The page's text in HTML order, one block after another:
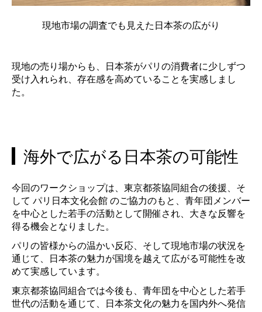
現地市場の調査でも見えた日本茶の広がり
現地の売り場からも、日本茶がパリの消費者に少しずつ
受け入れられ、存在感を高めていることを実感しまし
た。
海外で広がる日本茶の可能性
今回のワークショップは、東京都茶協同組合の後援、そ
して パリ日本文化会館 のご協力のもと、青年団メンバー
を中心とした若手の活動として開催され、大きな反響を
得る機会となりました。
パリの皆様からの温かい反応、そして現地市場の状況を
通じて、日本茶の魅力が国境を越えて広がる可能性を改
めて実感しています。
東京都茶協同組合では今後も、青年団を中心とした若手
世代の活動を通じて、日本茶文化の魅力を国内外へ発信